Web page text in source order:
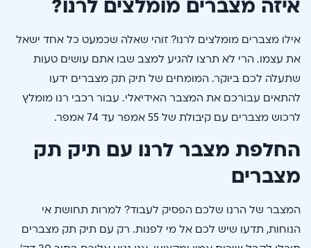
איזה מצברים מומלצים לרנו?
אילו מצברים מומלצים לרנו? זוהי שאלה שכמעט כל אחד ישאל
את עצמו. הרי לא תרצו להגיע למצב שבו אתם עושים טעות
שתעלה לכם ביוקר. המומחים של תיק תק מצברים ידעו
להתאים עבורכם את המצבר האידיאלי. עבור רכבי רנו מומלץ
לרכוש מצברים עם קיבולת של 55 אמפר עד 74 אמפר.
החלפת מצבר לרנו עם תיק תק
מצברים
המצבר של הרנו שלכם הפסיק לעבוד? למרות תחושת אי
הנוחות, תדעו שיש לכם אל מי לפנות. רק עם תיק תק מצברים